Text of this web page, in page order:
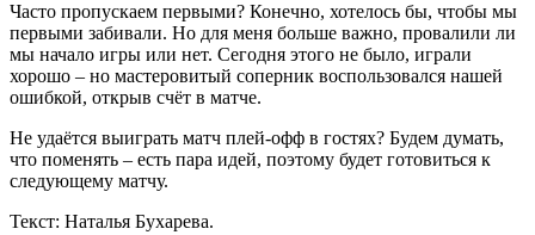
Часто пропускаем первыми? Конечно, хотелось бы, чтобы мы
первыми забивали. Но для меня больше важно, провалили ли
мы начало игры или нет. Сегодня этого не было, играли
хорошо – но мастеровитый соперник воспользовался нашей
ошибкой, открыв счёт в матче.
Не удаётся выиграть матч плей-офф в гостях? Будем думать,
что поменять – есть пара идей, поэтому будет готовиться к
следующему матчу.
Текст: Наталья Бухарева.